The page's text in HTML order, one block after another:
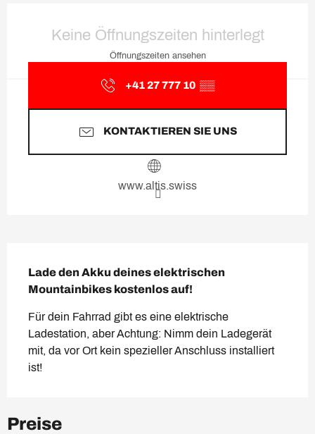
Keine Öffnungszeiten hinterlegt
Öffnungszeiten ansehen
+41 27 777 10 ▒▒
KONTAKTIEREN SIE UNS
www.altis.swiss
Lade den Akku deines elektrischen
Mountainbikes kostenlos auf!
Für dein Fahrrad gibt es eine elektrische
Ladestation, aber Achtung: Nimm dein Ladegerät
mit, da vor Ort kein spezieller Anschluss installiert
ist!
Preise